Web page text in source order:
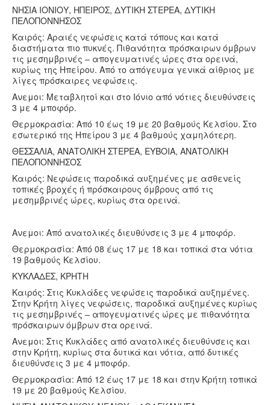
ΝΗΣΙΑ ΙΟΝΙΟΥ, ΗΠΕΙΡΟΣ, ΔΥΤΙΚΗ ΣΤΕΡΕΑ, ΔΥΤΙΚΗ
ΠΕΛΟΠΟΝΝΗΣΟΣ
Καιρός: Αραιές νεφώσεις κατά τόπους και κατά
διαστήματα πιο πυκνές. Πιθανότητα πρόσκαιρων όμβρων
τις μεσημβρινές – απογευματινές ώρες στα ορεινά,
κυρίως της Ηπείρου. Από το απόγευμα γενικά αίθριος με
λίγες πρόσκαιρες νεφώσεις.
Ανεμοι: Μεταβλητοί και στο Ιόνιο από νότιες διευθύνσεις
3 με 4 μποφόρ.
Θερμοκρασία: Από 10 έως 19 με 20 βαθμούς Κελσίου. Στο
εσωτερικό της Ηπείρου 3 με 4 βαθμούς χαμηλότερη.
ΘΕΣΣΑΛΙΑ, ΑΝΑΤΟΛΙΚΗ ΣΤΕΡΕΑ, ΕΥΒΟΙΑ, ΑΝΑΤΟΛΙΚΗ
ΠΕΛΟΠΟΝΝΗΣΟΣ
Καιρός: Νεφώσεις παροδικά αυξημένες με ασθενείς
τοπικές βροχές ή πρόσκαιρους όμβρους από τις
μεσημβρινές ώρες, κυρίως στα ορεινά.
Ανεμοι: Από ανατολικές διευθύνσεις 3 με 4 μποφόρ.
Θερμοκρασία: Από 08 έως 17 με 18 και τοπικά στα νότια
19 βαθμούς Κελσίου.
ΚΥΚΛΑΔΕΣ, ΚΡΗΤΗ
Καιρός: Στις Κυκλάδες νεφώσεις παροδικά αυξημένες.
Στην Κρήτη λίγες νεφώσεις, παροδικά αυξημένες κυρίως
τις μεσημβρινές – απογευματινές ώρες με πιθανότητα
πρόσκαιρων όμβρων στα ορεινά.
Ανεμοι: Στις Κυκλάδες από ανατολικές διευθύνσεις και
στην Κρήτη, κυρίως στα δυτικά και νότια, από δυτικές
διευθύνσεις 3 με 4 μποφόρ.
Θερμοκρασία: Από 12 έως 17 με 18 και στην Κρήτη τοπικά
19 με 20 βαθμούς Κελσίου.